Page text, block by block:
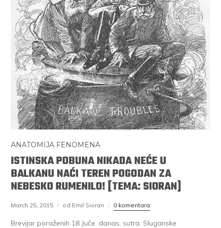
ANATOMIJA FENOMENA
ISTINSKA POBUNA NIKADA NEĆE U
BALKANU NAĆI TEREN POGODAN ZA
NEBESKO RUMENILO! [TEMA: SIORAN]
March 25, 2015 od Emil Sioran 0 komentara
Brevijar poraženih 18 Juče, danas, sutra. Sluganske